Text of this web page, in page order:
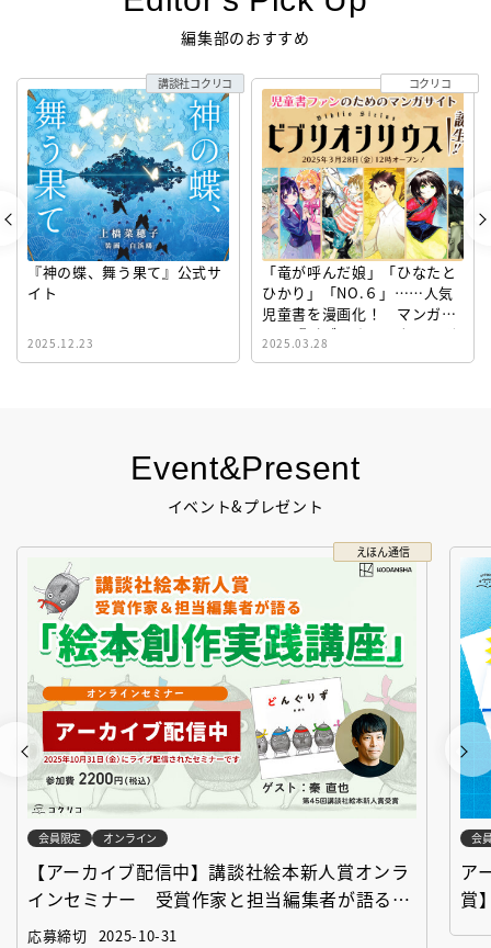
Event&Present
イベント&プレゼント
えほん通信
会員限定 オンライン
【アーカイブ配信中】講談社絵本新人賞オンラ
インセミナー 受賞作家と担当編集者が語る
「絵本創作実践講座」
応募締切 2025-10-31
会
ア
賞
編集部のおすすめ
『神の蝶、舞う果て』公式サ
イト
2025.12.23
講談社コクリコ
「竜が呼んだ娘」「ひなたと
ひかり」「NO.６」……人気
児童書を漫画化！ マンガサ
イト『ビブリオシリウス』誕
生！
2025.03.28
コクリコ